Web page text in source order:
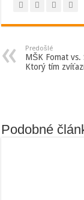
Predošlé
MŠK Fomat
Ktorý tím
Podobné